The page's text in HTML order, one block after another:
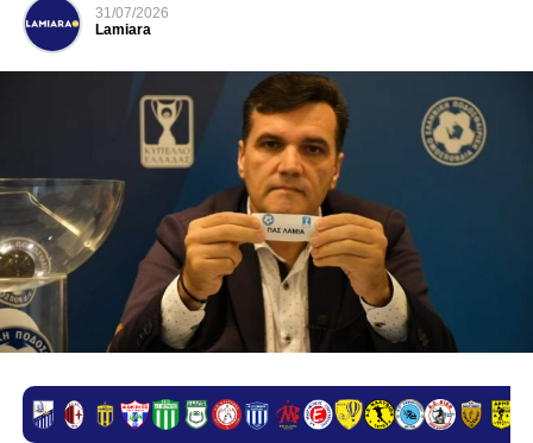
31/07/2026
Lamiara